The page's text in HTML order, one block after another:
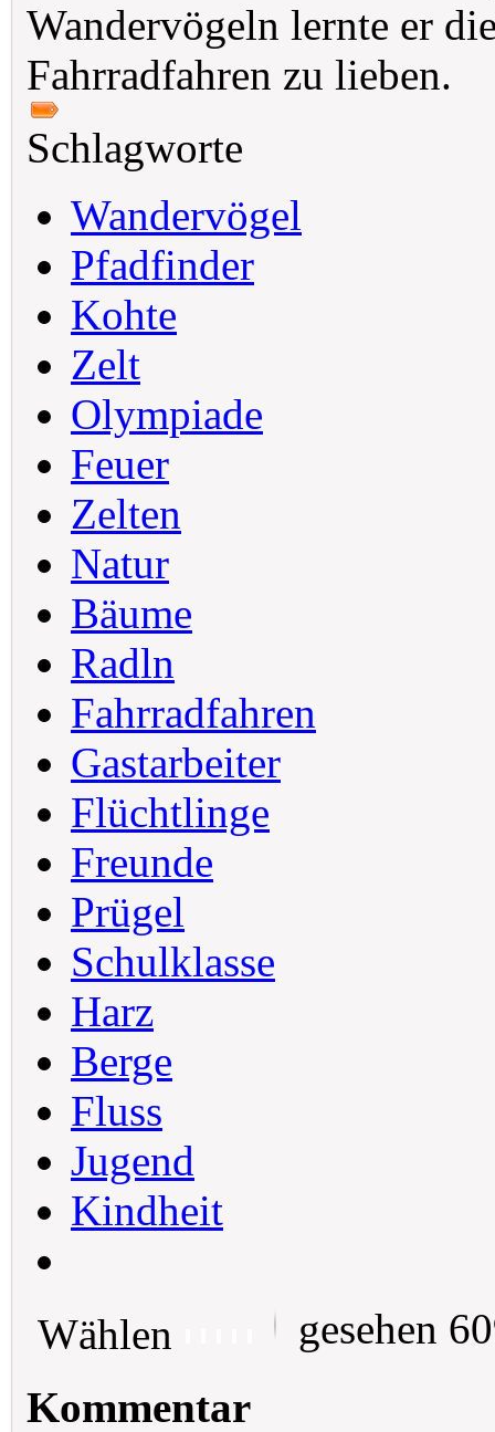
Wandervögeln lernte er
Fahrradfahren zu lieben.
Schlagworte
Wandervögel
Pfadfinder
Kohte
Zelt
Olympiade
Feuer
Zelten
Natur
Bäume
Radln
Fahrradfahren
Gastarbeiter
Flüchtlinge
Freunde
Prügel
Schulklasse
Harz
Berge
Fluss
Jugend
Kindheit
Wählen
gesehen
Kommentar